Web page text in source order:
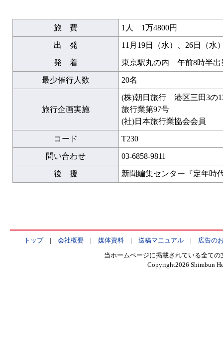
旅 費 1人 1万4800円
出 発 11月19日（水）、26日（水
発 着 東京駅丸の内 午前8時半出
最少催行人数 20名
旅行企画実施
(株)朝日旅行 港区三田3の
旅行業第97号
(社)日本旅行業協会会員
コード T230
問い合わせ 03-6858-9811
後 援 新聞編集センター『定年時
トップ| 会社概要| 媒体資料| 送稿マニュアル| 広告の
当ホームページに掲載されている全て
Copyright2026 Shimbun